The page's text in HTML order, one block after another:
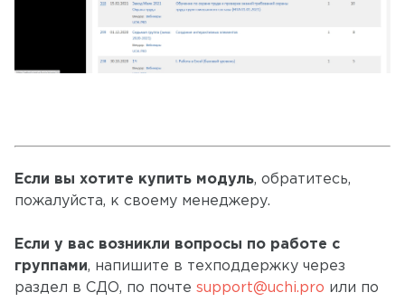
Если вы хотите купить модуль, обратитесь,
пожалуйста, к своему менеджеру.
Если у вас возникли вопросы по работе с
группами, напишите в техподдержку через
раздел в СДО, по почте support@uchi.pro или по